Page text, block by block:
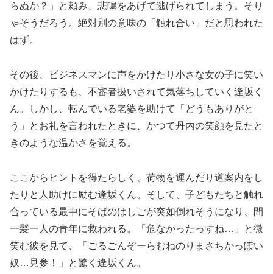
らぬか？」と頼み、悲鳴をあげて逃げられてしまう。そり
ゃそうだろう。絶対別の意味の「触れ合い」だと思われた
はず。
その後、ビジネスマンに声をかけたり小さな女の子に笑い
かけたりするも、不審者扱いされて気落ちしていく逢坂く
ん。しかし、転んでいる老婆を助けて「どうもありがと
う」とお礼を言われたときに、かつて丹内の笑顔を見たと
きのような温かさを覚える。
ここからヒントを得たらしく、荷物を運んだり道案内をし
たりと人助けに励む逢坂くん。そして、子どもたちと触れ
合っている最中にそばのはしごが突如倒れそうになり、間
一髪一人の青年に救われる。「危なかったっすね…」と微
笑む彼を見て、「ごるごんぞーらむねのりまさちかっぽい
奴…見参！」と驚く逢坂くん。